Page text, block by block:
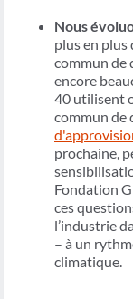
Nous
plus en
commun de
encore
40 utilisent
commun de
prochaine,
Fondation
ces
l’industrie
– à un
climatique.